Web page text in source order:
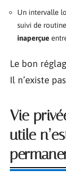
Un intervalle
suivi de
inaperçue
Le bon
Il n’existe
Vie
utile